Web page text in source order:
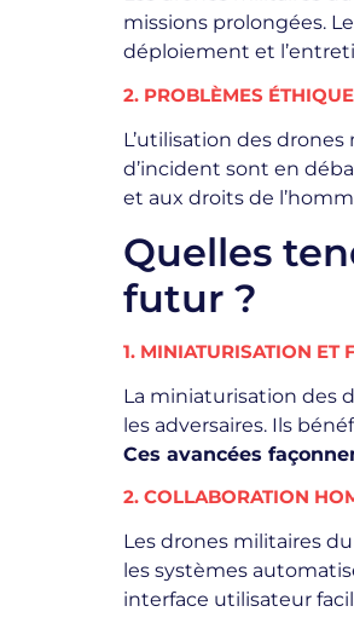
missions prolongées.
déploiement et
2. PROBLÈMES
L’utilisation des
d’incident sont en
et aux droits de
Quelles
futur ?
1. MINIATURISATION ET
La miniaturisation des
les adversaires. Ils
Ces avancées
2. COLLABORATION
Les drones militaires
les systèmes
interface utilisateur